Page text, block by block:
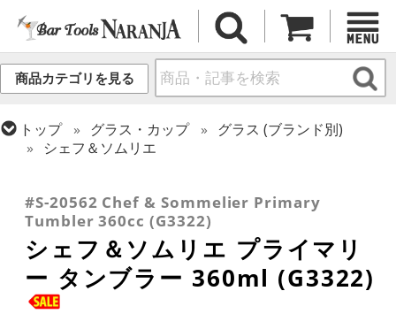
商品カテゴリを見る
トップ グラス・カップ
グラス (ブランド別)
シェフ＆ソムリエ
タンブラー
#S-20562 Chef & Sommelier Primary
Tumbler 360cc (G3322)
シェフ＆ソムリエ プライマリ
ー タンブラー 360ml (G3322)